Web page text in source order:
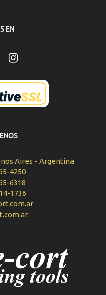
EN
Aires - Argentina
4250
6318
1736